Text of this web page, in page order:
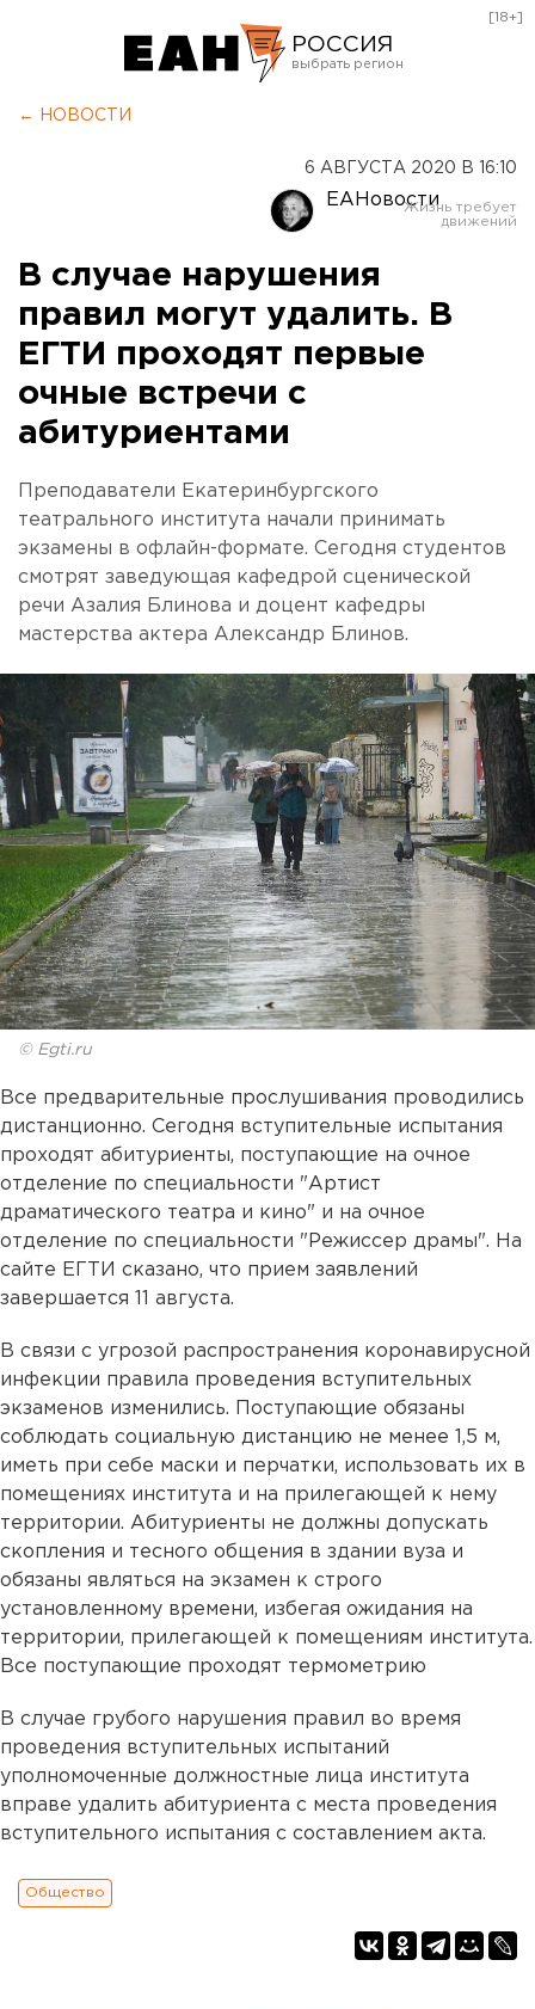
РОССИЯ
Оренбург
[18+]
← НОВОСТИ
6 АВГУСТА 2020 В 16:10
ЕАНовости
В случае нарушения
правил могут удалить. В
ЕГТИ проходят первые
очные встречи с
абитуриентами
Преподаватели Екатеринбургского
театрального института начали принимать
экзамены в офлайн-формате. Сегодня студентов
смотрят заведующая кафедрой сценической
речи Азалия Блинова и доцент кафедры
мастерства актера Александр Блинов.
© Egti.ru
Все предварительные прослушивания проводились
дистанционно. Сегодня вступительные испытания
проходят абитуриенты, поступающие на очное
отделение по специальности "Артист
драматического театра и кино" и на очное
отделение по специальности "Режиссер драмы". На
сайте ЕГТИ сказано, что прием заявлений
завершается 11 августа.
В связи с угрозой распространения коронавирусной
инфекции правила проведения вступительных
экзаменов изменились. Поступающие обязаны
соблюдать социальную дистанцию не менее 1,5 м,
иметь при себе маски и перчатки, использовать их в
помещениях института и на прилегающей к нему
территории. Абитуриенты не должны допускать
скопления и тесного общения в здании вуза и
обязаны являться на экзамен к строго
установленному времени, избегая ожидания на
территории, прилегающей к помещениям института.
Все поступающие проходят термометрию
В случае грубого нарушения правил во время
проведения вступительных испытаний
уполномоченные должностные лица института
вправе удалить абитуриента с места проведения
вступительного испытания с составлением акта.
Общество